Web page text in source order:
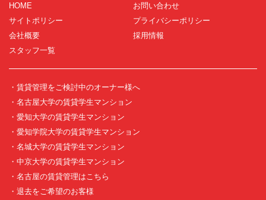
HOME
お問い合わせ
サイトポリシー
プライバシーポリシー
会社概要
採用情報
スタッフ一覧
・賃貸管理をご検討中のオーナー様へ
・名古屋大学の賃貸学生マンション
・愛知大学の賃貸学生マンション
・愛知学院大学の賃貸学生マンション
・名城大学の賃貸学生マンション
・中京大学の賃貸学生マンション
・名古屋の賃貸管理はこちら
・退去をご希望のお客様